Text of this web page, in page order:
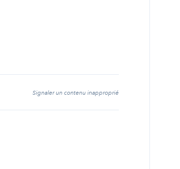
Signaler un contenu inapproprié